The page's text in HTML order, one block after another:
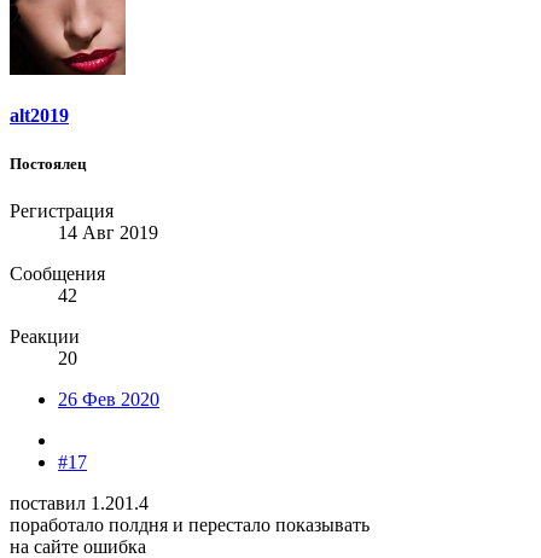
alt2019
Постоялец
Регистрация
14 Авг 2019
Сообщения
42
Реакции
20
26 Фев 2020
#17
поставил 1.201.4
поработало полдня и перестало показывать
на сайте ошибка